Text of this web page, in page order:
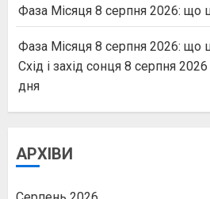
Фаза Місяця 8 серпня 2026: що
Фаза Місяця 8 серпня 2026: що
Схід і захід сонця 8 серпня 2026
дня
АРХІВИ